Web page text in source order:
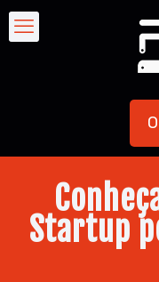
Startup